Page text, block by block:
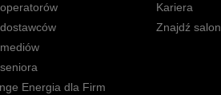
Energia dla Firm
Kariera
Znajdź salon